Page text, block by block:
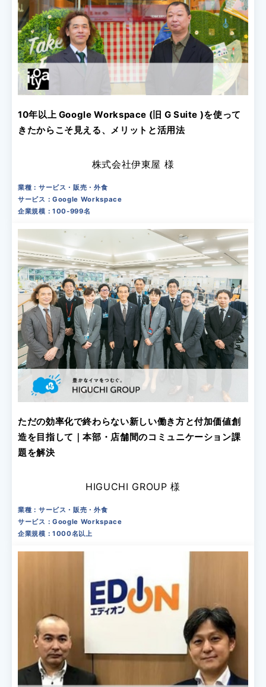
10年以上 Google Workspace (旧 G Suite )を使って
きたからこそ見える、メリットと活用法
株式会社伊東屋 様
業種：サービス・販売・外食
サービス：Google Workspace
企業規模：100-999名
ただの効率化で終わらない新しい働き方と付加価値創
造を目指して｜本部・店舗間のコミュニケーション課
題を解決
HIGUCHI GROUP 様
業種：サービス・販売・外食
サービス：Google Workspace
企業規模：1000名以上